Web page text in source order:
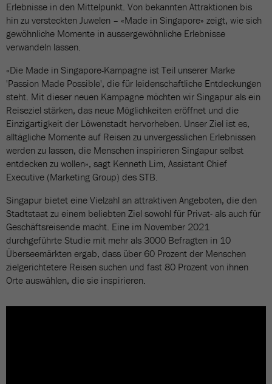
Erlebnisse in den Mittelpunkt. Von bekannten Attraktionen bis
hin zu versteckten Juwelen – «Made in Singapore» zeigt, wie sich
gewöhnliche Momente in aussergewöhnliche Erlebnisse
verwandeln lassen.
«Die Made in Singapore-Kampagne ist Teil unserer Marke
'Passion Made Possible', die für leidenschaftliche Entdeckungen
steht. Mit dieser neuen Kampagne möchten wir Singapur als ein
Reiseziel stärken, das neue Möglichkeiten eröffnet und die
Einzigartigkeit der Löwenstadt hervorheben. Unser Ziel ist es,
alltägliche Momente auf Reisen zu unvergesslichen Erlebnissen
werden zu lassen, die Menschen inspirieren Singapur selbst
entdecken zu wollen», sagt Kenneth Lim, Assistant Chief
Executive (Marketing Group) des STB.
Singapur bietet eine Vielzahl an attraktiven Angeboten, die den
Stadtstaat zu einem beliebten Ziel sowohl für Privat- als auch für
Geschäftsreisende macht. Eine im November 2021
durchgeführte Studie mit mehr als 3000 Befragten in 10
Überseemärkten ergab, dass über 60 Prozent der Menschen
zielgerichtetere Reisen suchen und fast 80 Prozent von ihnen
Orte auswählen, die sie inspirieren.